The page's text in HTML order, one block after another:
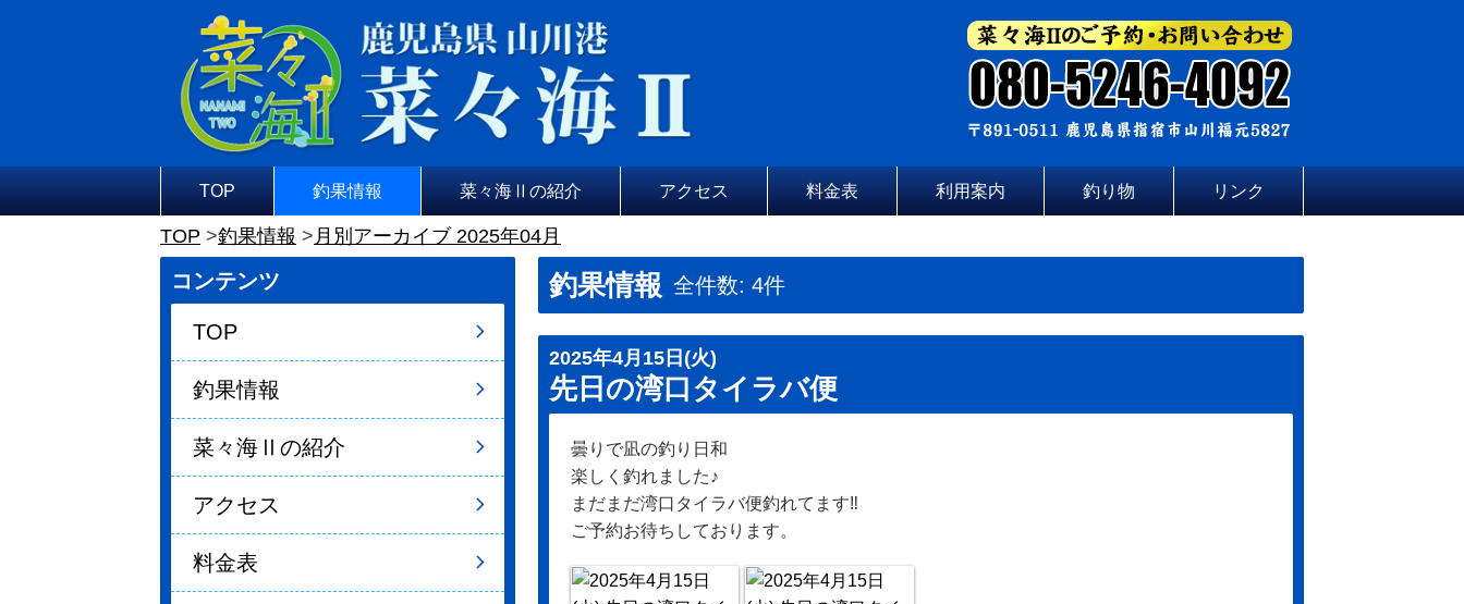
TOP 釣果情報 菜々海Ⅱの紹介 アクセス 料金表 利用案内 釣り物 リンク
TOP 釣果情報 月別アーカイブ 2025年04月
釣果情報 全件数: 4件
2025年4月15日(火)
先日の湾口タイラバ便
曇りで凪の釣り日和
楽しく釣れました♪
まだまだ湾口タイラバ便釣れてます‼️
ご予約お待ちしております。
コンテンツ
TOP
釣果情報
菜々海Ⅱの紹介
アクセス
料金表